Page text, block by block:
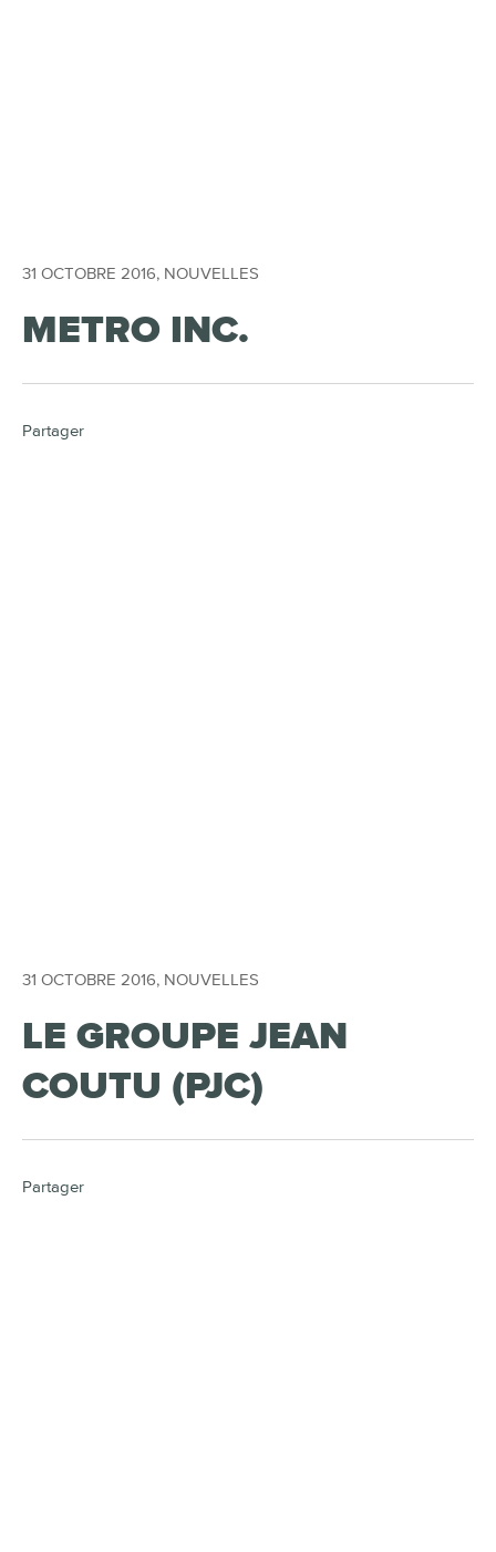
31 OCTOBRE 2016, NOUVELLES
METRO INC.
Partager
31 OCTOBRE 2016, NOUVELLES
LE GROUPE JEAN
COUTU (PJC)
Partager